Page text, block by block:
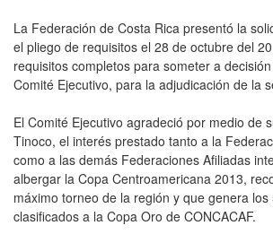
La Federación de Costa Rica presentó la
el pliego de requisitos el 28 de octubre del
requisitos completos para someter a
Comité Ejecutivo, para la adjudicación de la
El Comité Ejecutivo agradeció por medio de
Tinoco, el interés prestado tanto a la
como a las demás Federaciones Afiliadas
albergar la Copa Centroamericana 2013,
máximo torneo de la región y que genera
clasificados a la Copa Oro de CONCACAF.